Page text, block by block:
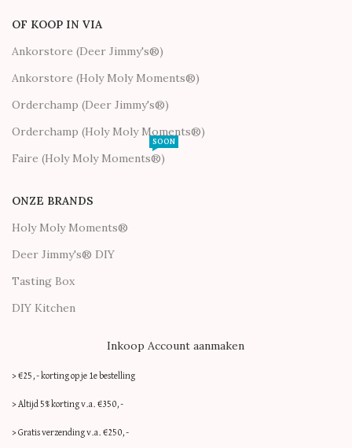
OF KOOP IN VIA
Ankorstore (Deer Jimmy's®)
Ankorstore (Holy Moly Moments®)
Orderchamp (Deer Jimmy's®)
Orderchamp (Holy Moly Moments®)
Faire (Holy Moly Moments®)
SOON
ONZE BRANDS
Holy Moly Moments®
Deer Jimmy's® DIY
Tasting Box
DIY Kitchen
Inkoop Account aanmaken
> €25,- korting op je 1e bestelling
> Altijd 5% korting v.a. €350,-
> Gratis verzending v.a. €250,-